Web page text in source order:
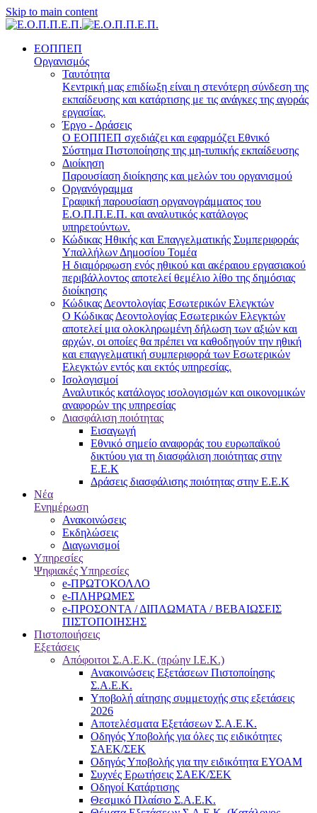
Skip to main content
ΕΟΠΠΕΠ
Οργανισμός
Ταυτότητα
Κεντρική μας επιδίωξη είναι η στενότερη σύνδεση της
εκπαίδευσης και κατάρτισης με τις ανάγκες της αγοράς
εργασίας.
Έργο - Δράσεις
Ο ΕΟΠΠΕΠ σχεδιάζει και εφαρμόζει Eθνικό
Σύστημα Πιστοποίησης της μη-τυπικής εκπαίδευσης
Διοίκηση
Παρουσίαση διοίκησης και μελών του οργανισμού
Οργανόγραμμα
Γραφική παρουσίαση οργανογράμματος του
Ε.Ο.Π.Π.Ε.Π. και αναλυτικός κατάλογος
υπηρετούντων.
Κώδικας Ηθικής και Επαγγελματικής Συμπεριφοράς
Υπαλλήλων Δημοσίου Τομέα
Η διαμόρφωση ενός ηθικού και ακέραιου εργασιακού
περιβάλλοντος αποτελεί θεμέλιο λίθο της δημόσιας
διοίκησης
Κώδικας Δεοντολογίας Εσωτερικών Ελεγκτών
Ο Κώδικας Δεοντολογίας Εσωτερικών Ελεγκτών
αποτελεί μια ολοκληρωμένη δήλωση των αξιών και
αρχών, οι οποίες θα πρέπει να καθοδηγούν την ηθική
και επαγγελματική συμπεριφορά των Εσωτερικών
Ελεγκτών εντός και εκτός υπηρεσίας.
Ισολογισμοί
Αναλυτικός κατάλογος ισολογισμών και οικονομικών
αναφορών της υπηρεσίας
Διασφάλιση ποιότητας
Εισαγωγή
Εθνικό σημείο αναφοράς του ευρωπαϊκού
δικτύου για τη διασφάλιση ποιότητας στην
Ε.Ε.Κ
Δράσεις διασφάλισης ποιότητας στην Ε.Ε.Κ
Νέα
Ενημέρωση
Ανακοινώσεις
Εκδηλώσεις
Διαγωνισμοί
Υπηρεσίες
Ψηφιακές Υπηρεσίες
e-ΠΡΩΤΟΚΟΛΛΟ
e-ΠΛΗΡΩΜΕΣ
e-ΠΡΟΣΟΝΤΑ / ΔΙΠΛΩΜΑΤΑ / ΒΕΒΑΙΩΣΕΙΣ
ΠΙΣΤΟΠΟΙΗΣΗΣ
Πιστοποιήσεις
Εξετάσεις
Απόφοιτοι Σ.Α.Ε.Κ. (πρώην Ι.Ε.Κ.)
Ανακοινώσεις Εξετάσεων Πιστοποίησης
Σ.Α.Ε.Κ.
Υποβολή αίτησης συμμετοχής στις εξετάσεις
2026
Αποτελέσματα Εξετάσεων Σ.Α.Ε.Κ.
Οδηγός Υποβολής για όλες τις ειδικότητες
ΣΑΕΚ/ΣΕΚ
Οδηγός Υποβολής για την ειδικότητα ΕΥΟΑΜ
Συχνές Ερωτήσεις ΣΑΕΚ/ΣΕΚ
Οδηγοί Κατάρτισης
Θεσμικό Πλαίσιο Σ.Α.Ε.Κ.